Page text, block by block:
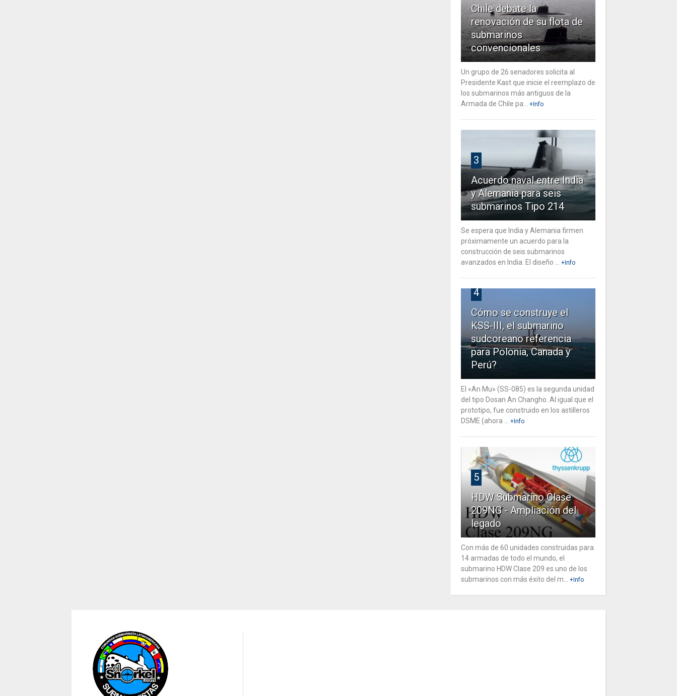
Chile debate la
renovación de su flota de
submarinos
convencionales
Un grupo de 26 senadores solicita al
Presidente Kast que inicie el reemplazo de
los submarinos más antiguos de la
Armada de Chile pa...
+Info
3
Acuerdo naval entre India
y Alemania para seis
submarinos Tipo 214
Se espera que India y Alemania firmen
próximamente un acuerdo para la
construcción de seis submarinos
avanzados en India. El diseño ...
+Info
4
Cómo se construye el
KSS-III, el submarino
sudcoreano referencia
para Polonia, Canada y
Perú?
El «An Mu» (SS-085) es la segunda unidad
del tipo Dosan An Changho. Al igual que el
prototipo, fue construido en los astilleros
DSME (ahora ...
+Info
5
HDW Submarino Clase
209NG - Ampliación del
legado
Con más de 60 unidades construidas para
14 armadas de todo el mundo, el
submarino HDW Clase 209 es uno de los
submarinos con más éxito del m...
+Info